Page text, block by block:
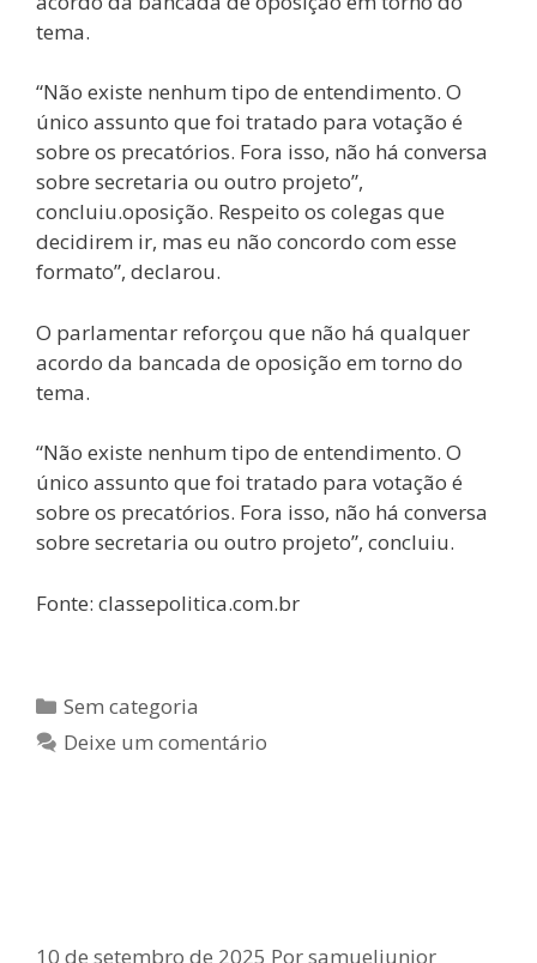
tema.
“Não existe nenhum tipo de entendimento. O
único assunto que foi tratado para votação é
sobre os precatórios. Fora isso, não há conversa
sobre secretaria ou outro projeto”,
concluiu.oposição. Respeito os colegas que
decidirem ir, mas eu não concordo com esse
formato”, declarou.
O parlamentar reforçou que não há qualquer
acordo da bancada de oposição em torno do
tema.
“Não existe nenhum tipo de entendimento. O
único assunto que foi tratado para votação é
sobre os precatórios. Fora isso, não há conversa
sobre secretaria ou outro projeto”, concluiu.
Fonte: classepolitica.com.br
Sem categoria
Deixe um comentário
10 de setembro de 2025 Porsamueljunior